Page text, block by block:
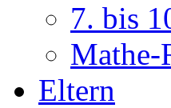
7. bis
Mathe-
Eltern